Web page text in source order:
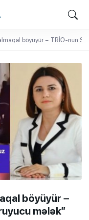
böyüyür – TRİO-nun
böyüyür –
mələk”